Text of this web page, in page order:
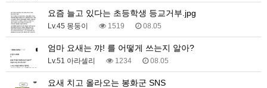
요즘 늘고 있다는 초등학생 등교거부.jpg
Lv.45 몽둥이 1519 08.05
엄마 요새는 꺄! 를 어떻게 쓰는지 알아?
Lv.51 아라셀리 1234 08.05
요새 치고 올라오는 봉화군 SNS